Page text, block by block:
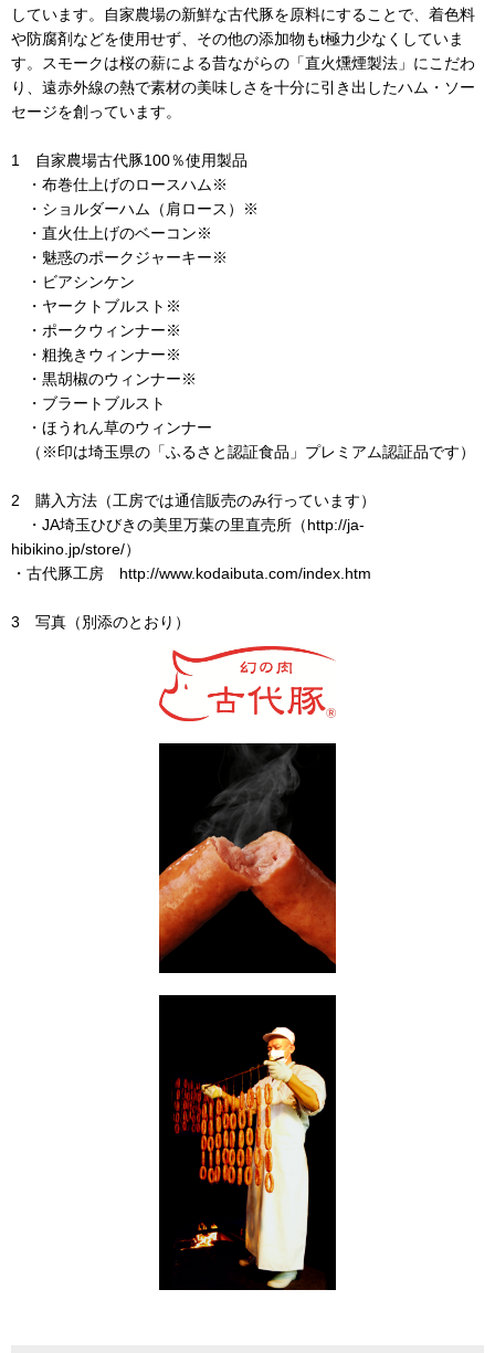
しています。自家農場の新鮮な古代豚を原料にすることで、着色料
や防腐剤などを使用せず、その他の添加物もt極力少なくしていま
す。スモークは桜の薪による昔ながらの「直火燻煙製法」にこだわ
り、遠赤外線の熱で素材の美味しさを十分に引き出したハム・ソー
セージを創っています。
1 自家農場古代豚100％使用製品
・布巻仕上げのロースハム※
・ショルダーハム（肩ロース）※
・直火仕上げのベーコン※
・魅惑のポークジャーキー※
・ビアシンケン
・ヤークトブルスト※
・ポークウィンナー※
・粗挽きウィンナー※
・黒胡椒のウィンナー※
・ブラートブルスト
・ほうれん草のウィンナー
（※印は埼玉県の「ふるさと認証食品」プレミアム認証品です）
2 購入方法（工房では通信販売のみ行っています）
・JA埼玉ひびきの美里万葉の里直売所（http://ja-
hibikino.jp/store/）
・古代豚工房 http://www.kodaibuta.com/index.htm
3 写真（別添のとおり）